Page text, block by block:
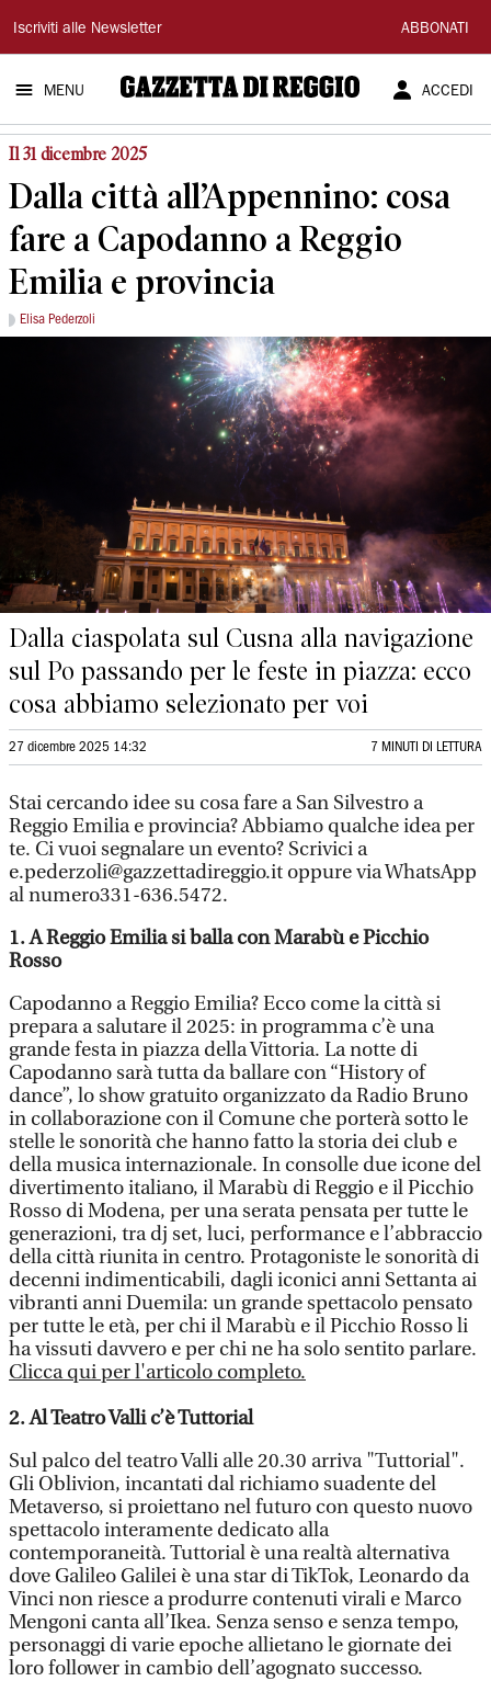
Gazzetta
di
Reggio
Iscriviti alle Newsletter ABBONATI
MENU ACCEDI
Il 31 dicembre 2025
Dalla città all’Appennino: cosa
fare a Capodanno a Reggio
Emilia e provincia
Elisa Pederzoli
Dalla ciaspolata sul Cusna alla navigazione
sul Po passando per le feste in piazza: ecco
cosa abbiamo selezionato per voi
27 dicembre 2025 14:32 7 MINUTI DI LETTURA
Stai cercando idee su cosa fare a San Silvestro a
Reggio Emilia e provincia? Abbiamo qualche idea per
te. Ci vuoi segnalare un evento? Scrivici a
e.pederzoli@gazzettadireggio.it oppure via WhatsApp
al numero331-636.5472.
1. A Reggio Emilia si balla con Marabù e Picchio
Rosso
Capodanno a Reggio Emilia? Ecco come la città si
prepara a salutare il 2025: in programma c’è una
grande festa in piazza della Vittoria. La notte di
Capodanno sarà tutta da ballare con “History of
dance”, lo show gratuito organizzato da Radio Bruno
in collaborazione con il Comune che porterà sotto le
stelle le sonorità che hanno fatto la storia dei club e
della musica internazionale. In consolle due icone del
divertimento italiano, il Marabù di Reggio e il Picchio
Rosso di Modena, per una serata pensata per tutte le
generazioni, tra dj set, luci, performance e l’abbraccio
della città riunita in centro. Protagoniste le sonorità di
decenni indimenticabili, dagli iconici anni Settanta ai
vibranti anni Duemila: un grande spettacolo pensato
per tutte le età, per chi il Marabù e il Picchio Rosso li
ha vissuti davvero e per chi ne ha solo sentito parlare.
Clicca qui per l'articolo completo.
2. Al Teatro Valli c’è Tuttorial
Sul palco del teatro Valli alle 20.30 arriva "Tuttorial".
Gli Oblivion, incantati dal richiamo suadente del
Metaverso, si proiettano nel futuro con questo nuovo
spettacolo interamente dedicato alla
contemporaneità. Tuttorial è una realtà alternativa
dove Galileo Galilei è una star di TikTok, Leonardo da
Vinci non riesce a produrre contenuti virali e Marco
Mengoni canta all’Ikea. Senza senso e senza tempo,
personaggi di varie epoche allietano le giornate dei
loro follower in cambio dell’agognato successo.